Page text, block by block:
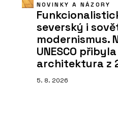
NOVINKY A NÁZORY
severský i
modernismus.
UNESCO přibyla
architektura z
5. 8. 2026